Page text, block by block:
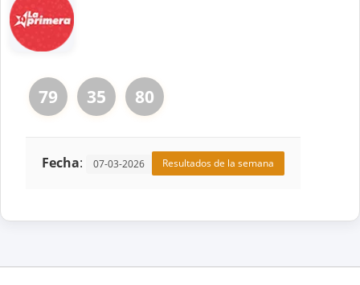
79 35 80
Fecha: 07-03-2026 Resultados de la semana